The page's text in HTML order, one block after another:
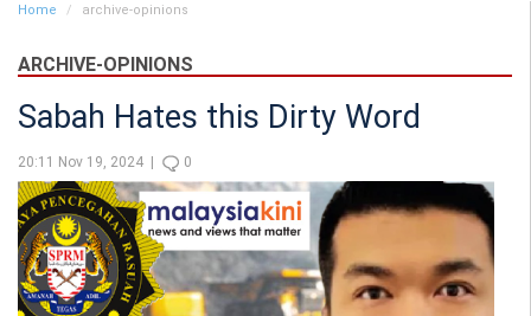
Home archive-opinions
ARCHIVE-OPINIONS
Sabah Hates this Dirty Word
20:11 Nov 19, 2024 | 0